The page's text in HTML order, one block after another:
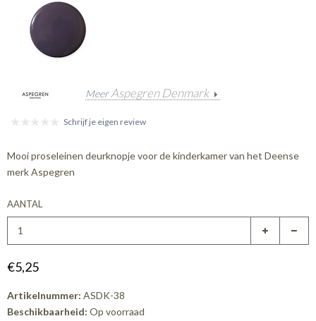
MeerAspegren Denmark
Schrijf je eigen review
Mooi proseleinen deurknopje voor de kinderkamer van het Deense
merk Aspegren
AANTAL
€5,25
Artikelnummer: ASDK-38
Beschikbaarheid: Op voorraad